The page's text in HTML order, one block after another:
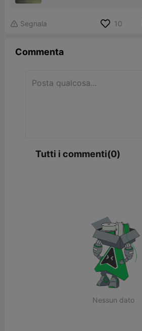
 Segnala 10
Commenta
Tutti i commenti(0)
Nessun dato